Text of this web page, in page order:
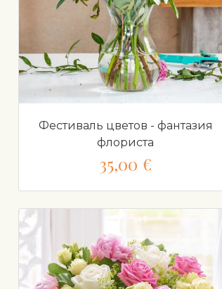
Фестиваль цветов - фантазия
флориста
35,00 €